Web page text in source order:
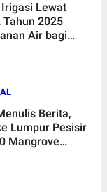
Lewat
Tahun 2025
Air bagi
Kembali
Berita,
Lumpur Pesisir
Mangrove